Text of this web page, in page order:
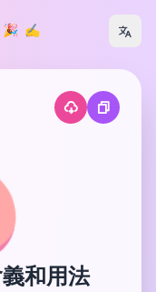
🎉 ✍️
和用法